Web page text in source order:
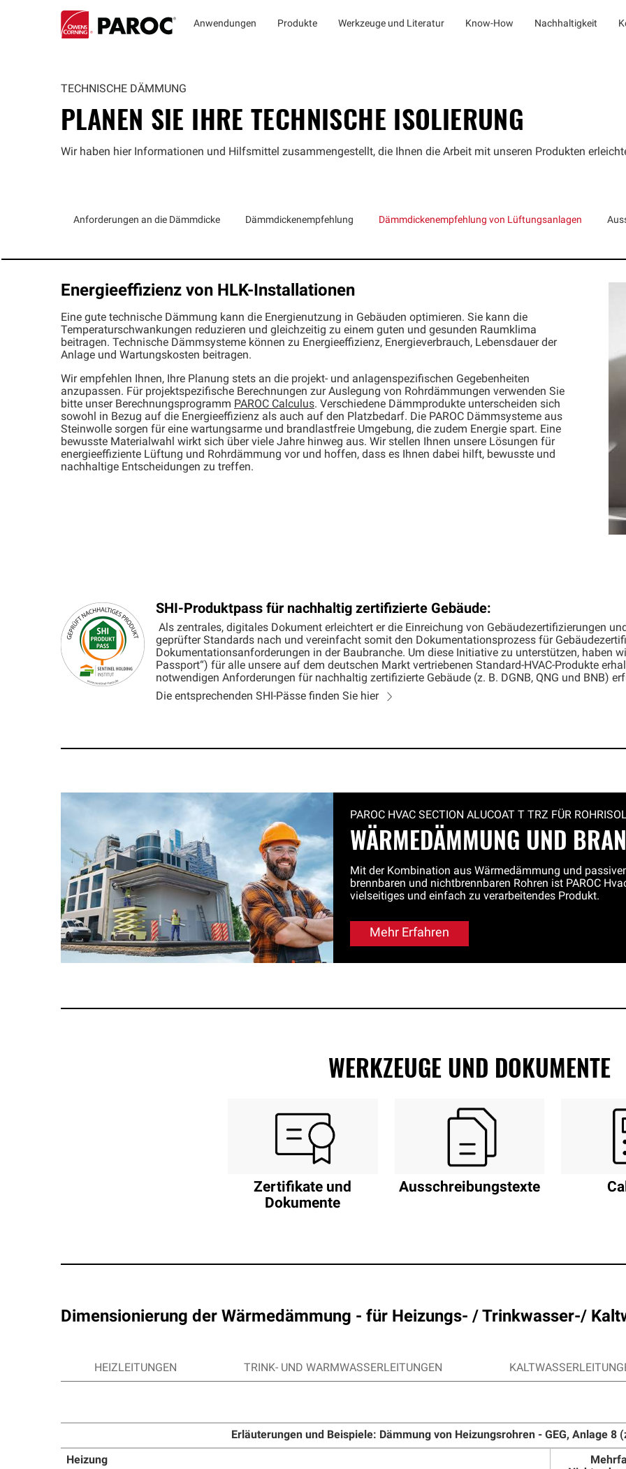
Anwendungen Produkte Werkzeuge und Literatur Know-How Nachhaltigkeit
TECHNISCHE DÄMMUNG
PLANEN SIE IHRE TECHNISCHE ISOLIERUNG
Wir haben hier Informationen und Hilfsmittel zusammengestellt, die Ihnen die Arbeit mit unseren Produkten
Anforderungen an die Dämmdicke Dämmdickenempfehlung Dämmdickenempfehlung von Lüftungsanlagen
Energieeffizienz von HLK-Installationen
Eine gute technische Dämmung kann die Energienutzung in Gebäuden optimieren. Sie kann die
Temperaturschwankungen reduzieren und gleichzeitig zu einem guten und gesunden Raumklima
beitragen. Technische Dämmsysteme können zu Energieeffizienz, Energieverbrauch, Lebensdauer der
Anlage und Wartungskosten beitragen.
Wir empfehlen Ihnen, Ihre Planung stets an die projekt- und anlagenspezifischen Gegebenheiten
anzupassen. Für projektspezifische Berechnungen zur Auslegung von Rohrdämmungen verwenden Sie
bitte unser Berechnungsprogramm PAROC Calculus. Verschiedene Dämmprodukte unterscheiden sich
sowohl in Bezug auf die Energieeffizienz als auch auf den Platzbedarf. Die PAROC Dämmsysteme aus
Steinwolle sorgen für eine wartungsarme und brandlastfreie Umgebung, die zudem Energie spart. Eine
bewusste Materialwahl wirkt sich über viele Jahre hinweg aus. Wir stellen Ihnen unsere Lösungen für
energieeffiziente Lüftung und Rohrdämmung vor und hoffen, dass es Ihnen dabei hilft, bewusste und
nachhaltige Entscheidungen zu treffen.
SHI-Produktpass für nachhaltig zertifizierte Gebäude:
Als zentrales, digitales Dokument erleichtert er die Einreichung von Gebäudezertifizierungen
geprüfter Standards nach und vereinfacht somit den Dokumentationsprozess für
Dokumentationsanforderungen in der Baubranche. Um diese Initiative zu unterstützen, haben
Passport“) für alle unsere auf dem deutschen Markt vertriebenen Standard-HVAC-Produkte
notwendigen Anforderungen für nachhaltig zertifizierte Gebäude (z. B. DGNB, QNG und BNB)
Die entsprechenden SHI-Pässe finden Sie hier
PAROC HVAC SECTION ALUCOAT T TRZ FÜR
WÄRMEDÄMMUNG UND
Mit der Kombination aus Wärmedämmung und
brennbaren und nichtbrennbaren Rohren ist PAROC
vielseitiges und einfach zu verarbeitendes Produkt.
Mehr Erfahren
WERKZEUGE UND DOKUMENTE
Zertifikate und
Dokumente
Ausschreibungstexte
Dimensionierung der Wärmedämmung - für Heizungs- / Trinkwasser-/
HEIZLEITUNGEN TRINK- UND WARMWASSERLEITUNGEN
Erläuterungen und Beispiele: Dämmung von Heizungsrohren - GEG, Anlage 8
Heizung